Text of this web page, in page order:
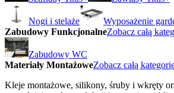
Nogi i stelaże
Wyposażenie
Zabudowy FunkcjonalneZobacz całą
Zabudowy WC
Materiały MontażoweZobacz całą
Kleje montażowe, silikony, śruby i wkręty